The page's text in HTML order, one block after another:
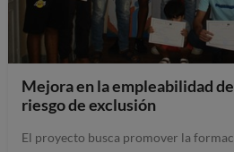
Mejora en la empleabilidad
riesgo de exclusión
El proyecto busca promover la